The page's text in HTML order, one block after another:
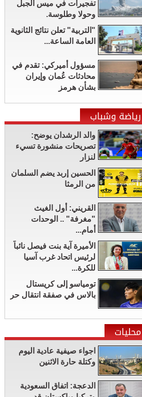
تفجيرات في ميس الجبل
وحولا وطلوسة.
"التربية" تعلن نتائج الثانوية
العامة الساعة...
مسؤول أميركي: تقدم في
محادثات عُمان وإيران
بشأن هرمز
رياضة وشباب
والد الرشدان يوضح:
تصريحات منشورة تسيء
لنزار
الحسين إربد يضم السلمان
من الرمثا
القريني: أول الغيث
"مغرفة" .. الوحدات
أمام...
الأميرة آية بنت فيصل نائباً
لرئيس اتحاد غرب آسيا
للكرة...
تومياسو إلى كريستال
بالاس في صفقة انتقال حر
محليات
اجواء صيفية عادية اليوم
وكتلة حارة الاثنين
الدعجة: اتفاق السعودية